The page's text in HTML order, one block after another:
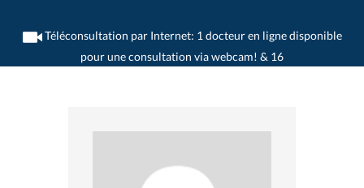
Téléconsultation par Internet: 1 docteur en ligne disponible
pour une consultation via webcam! & 16
>Psychiatres>Oberglatt ZH>Dr. Frank Wilhelmus>Consultation avec Dr. Frank